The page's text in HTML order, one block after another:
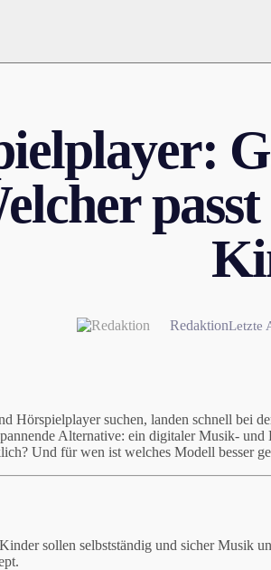
RedaktionLetzte
Hörspielplayer suchen, landen schnell bei
Alternative: ein digitaler Musik-
Und für wen ist welches Modell besser
sollen selbstständig und sicher Musik